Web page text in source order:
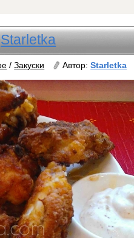
Starletka
/Закуски Автор:Starletka